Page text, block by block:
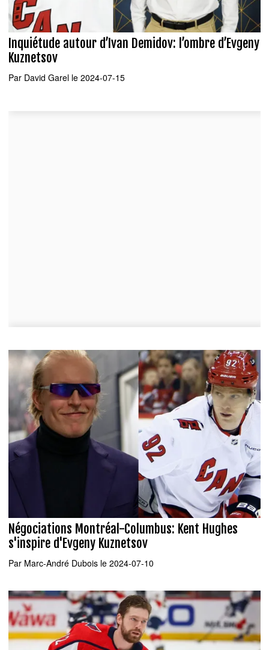
Inquiétude autour d’Ivan Demidov: l’ombre d’Evgeny
Kuznetsov
Par David Garel le 2024-07-15
Négociations Montréal-Columbus: Kent Hughes
s'inspire d'Evgeny Kuznetsov
Par Marc-André Dubois le 2024-07-10